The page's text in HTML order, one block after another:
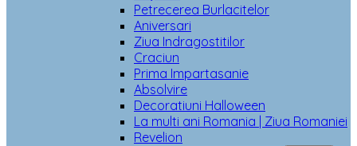
Petrecerea Burlacitelor
Aniversari
Ziua Indragostitilor
Craciun
Prima Impartasanie
Absolvire
Decoratiuni Halloween
La multi ani Romania | Ziua Romaniei
Revelion